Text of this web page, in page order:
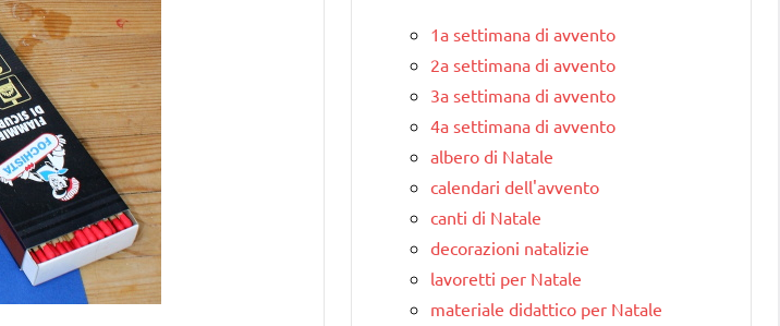
1a settimana di avvento
2a settimana di avvento
3a settimana di avvento
4a settimana di avvento
albero di Natale
calendari dell'avvento
canti di Natale
decorazioni natalizie
lavoretti per Natale
materiale didattico per Natale